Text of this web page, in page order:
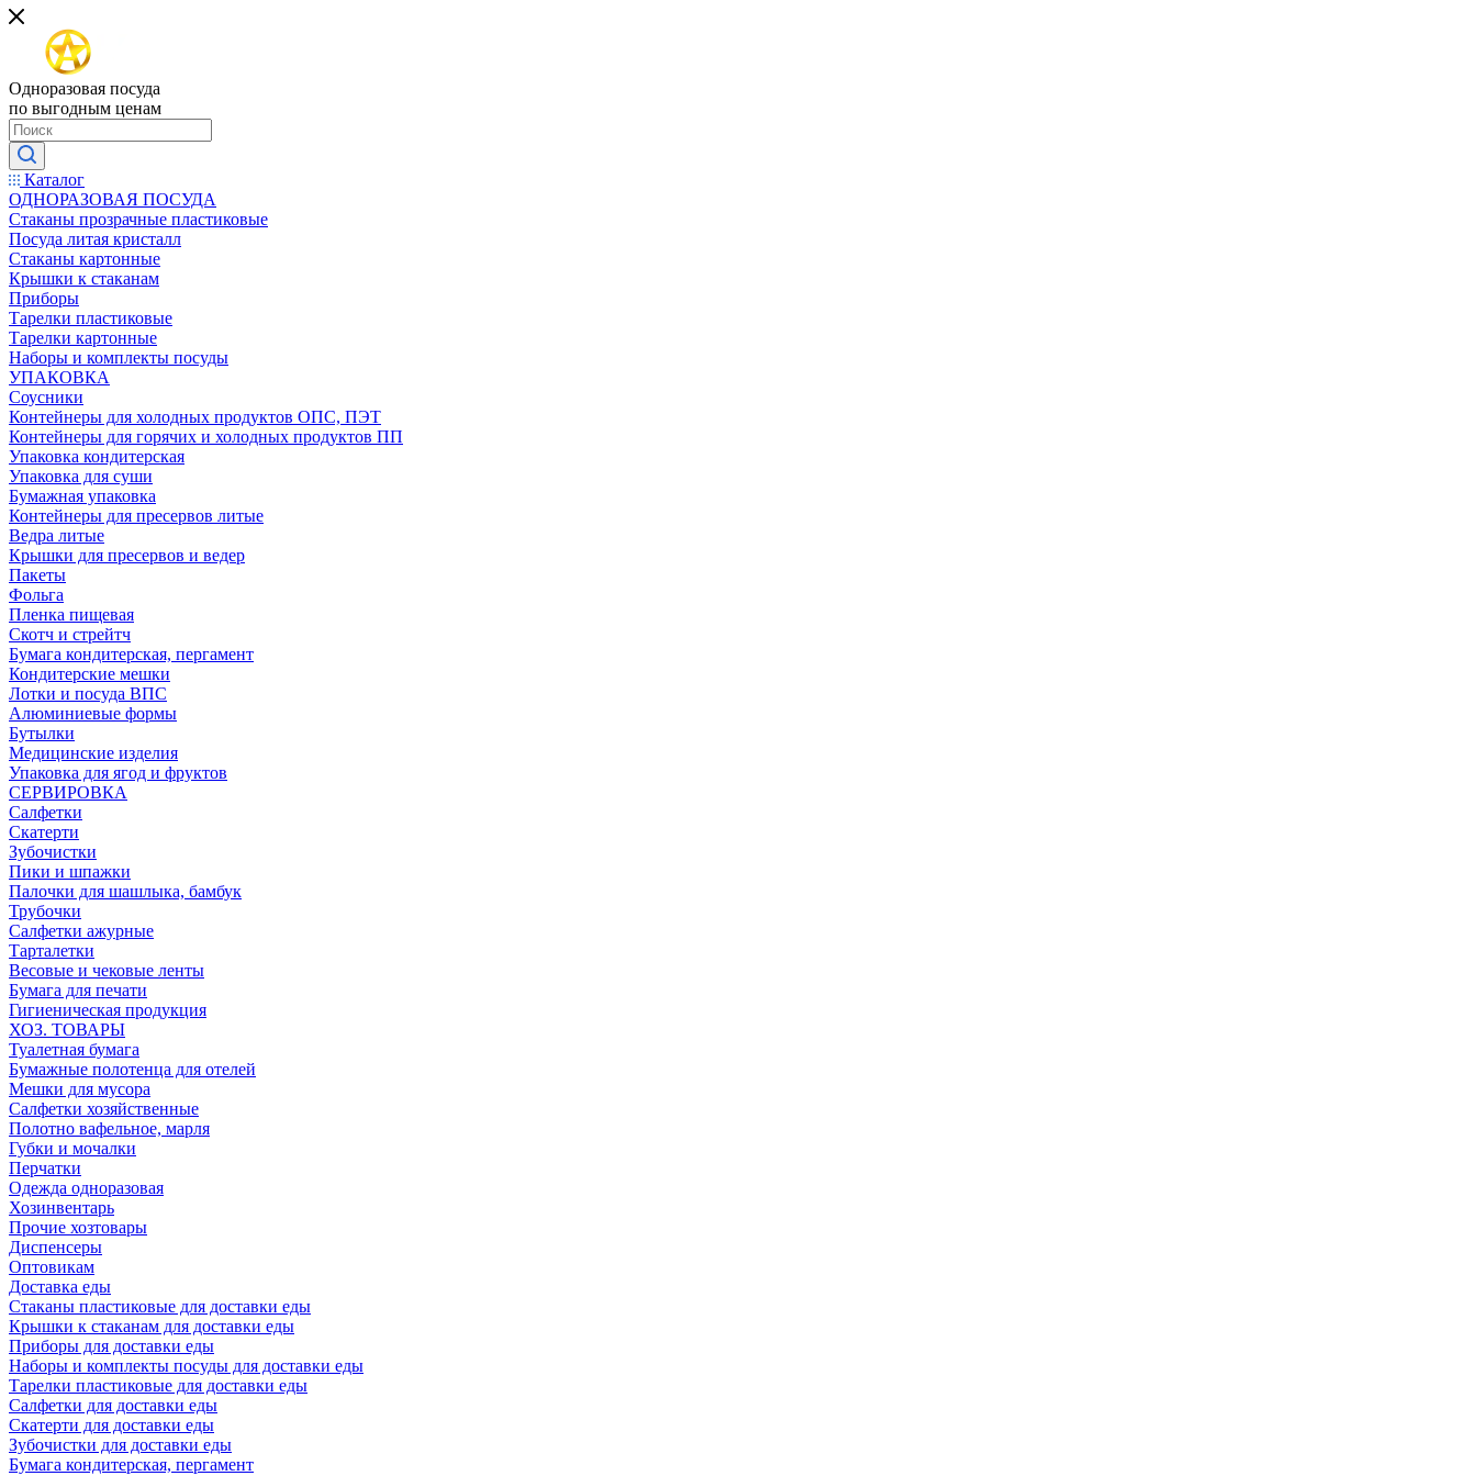
Одноразовая посуда
по выгодным ценам
Каталог
ОДНОРАЗОВАЯ ПОСУДА
Стаканы прозрачные пластиковые
Посуда литая кристалл
Стаканы картонные
Крышки к стаканам
Приборы
Тарелки пластиковые
Тарелки картонные
Наборы и комплекты посуды
УПАКОВКА
Соусники
Контейнеры для холодных продуктов ОПС, ПЭТ
Контейнеры для горячих и холодных продуктов ПП
Упаковка кондитерская
Упаковка для суши
Бумажная упаковка
Контейнеры для пресервов литые
Ведра литые
Крышки для пресервов и ведер
Пакеты
Фольга
Пленка пищевая
Скотч и стрейтч
Бумага кондитерская, пергамент
Кондитерские мешки
Лотки и посуда ВПС
Алюминиевые формы
Бутылки
Медицинские изделия
Упаковка для ягод и фруктов
СЕРВИРОВКА
Салфетки
Скатерти
Зубочистки
Пики и шпажки
Палочки для шашлыка, бамбук
Трубочки
Салфетки ажурные
Тарталетки
Весовые и чековые ленты
Бумага для печати
Гигиеническая продукция
ХОЗ. ТОВАРЫ
Туалетная бумага
Бумажные полотенца для отелей
Мешки для мусора
Салфетки хозяйственные
Полотно вафельное, марля
Губки и мочалки
Перчатки
Одежда одноразовая
Хозинвентарь
Прочие хозтовары
Диспенсеры
Оптовикам
Доставка еды
Стаканы пластиковые для доставки еды
Крышки к стаканам для доставки еды
Приборы для доставки еды
Наборы и комплекты посуды для доставки еды
Тарелки пластиковые для доставки еды
Салфетки для доставки еды
Скатерти для доставки еды
Зубочистки для доставки еды
Бумага кондитерская, пергамент